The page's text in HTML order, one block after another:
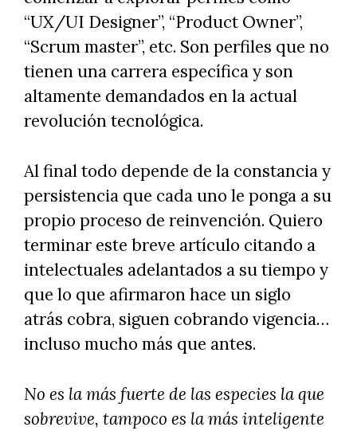
“UX/UI Designer”, “Product Owner”,
“Scrum master”, etc. Son perfiles que no
tienen una carrera específica y son
altamente demandados en la actual
revolución tecnológica.
Al final todo depende de la constancia y
persistencia que cada uno le ponga a su
propio proceso de reinvención. Quiero
terminar este breve artículo citando a
intelectuales adelantados a su tiempo y
que lo que afirmaron hace un siglo
atrás cobra, siguen cobrando vigencia…
incluso mucho más que antes.
No es la más fuerte de las especies la que
sobrevive, tampoco es la más inteligente